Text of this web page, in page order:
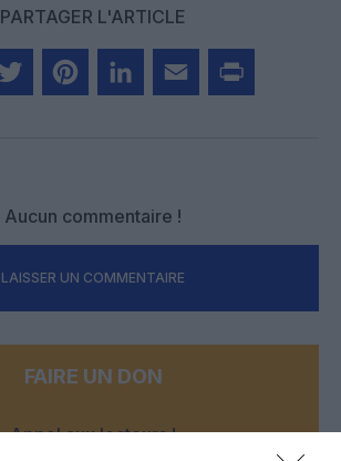
PARTAGER L'ARTICLE
Aucun commentaire !
LAISSER UN COMMENTAIRE
FAIRE UN DON
Appel aux lecteurs !